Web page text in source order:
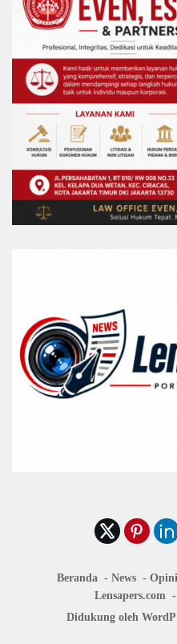
Beranda News Opini
Lensapers.com
Didukung oleh